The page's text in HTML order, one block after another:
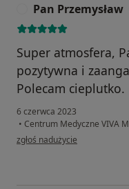
Pan Przemysław
Super atmosfera,
pozytywna i
Polecam cieplutko.
6 czerwca 2023
• Centrum Medyczne VIVA
w opinii użytkownika Pan
zgłoś nadużycie